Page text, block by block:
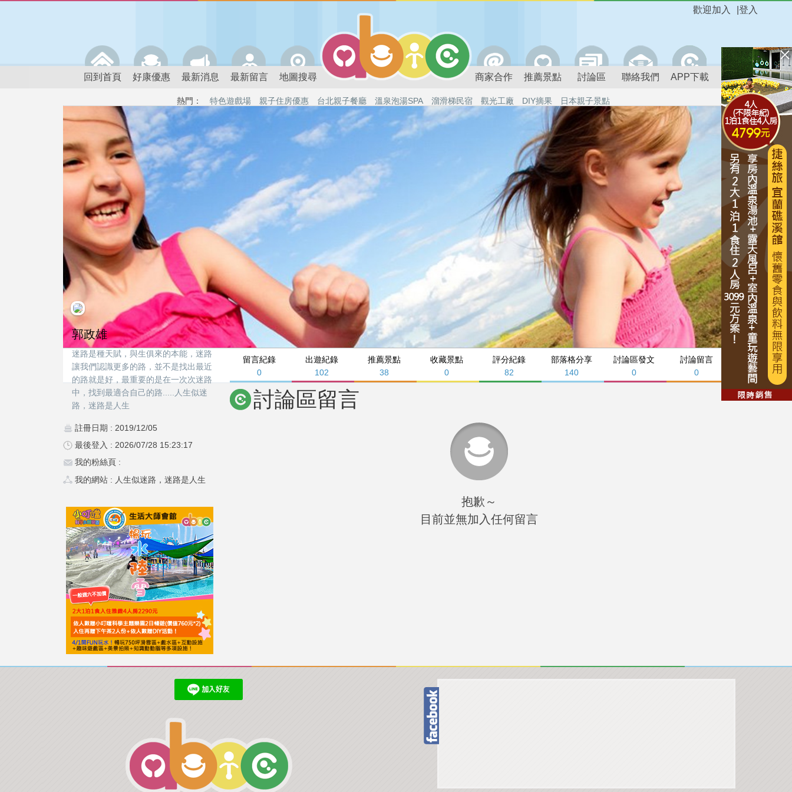
登入
歡迎加入
回到首頁 好康優惠 最新消息 最新留言 地圖搜尋 商家合作 推薦景點 討論區 聯絡我們 APP下載
熱門： 特色遊戲場 親子住房優惠 台北親子餐廳 溫泉泡湯SPA 溜滑梯民宿 觀光工廠 DIY摘果 日本親子景點
留言紀錄
0
出遊紀錄
102
推薦景點
38
收藏景點
0
評分紀錄
82
部落格分享
140
討論區發文
0
討論留言
0
郭政雄
迷路是種天賦，與生俱來的本能，迷路
讓我們認識更多的路，並不是找出最近
的路就是好，最重要的是在一次次迷路
中，找到最適合自己的路.....人生似迷
路，迷路是人生
註冊日期 : 2019/12/05
最後登入 : 2026/07/28 15:23:17
我的粉絲頁 :
我的網站 : 人生似迷路，迷路是人生
討論區留言
抱歉～
目前並無加入任何留言